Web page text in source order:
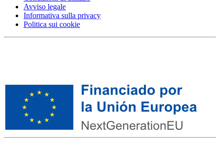
Avviso legale
Informativa sulla privacy
Politica sui cookie